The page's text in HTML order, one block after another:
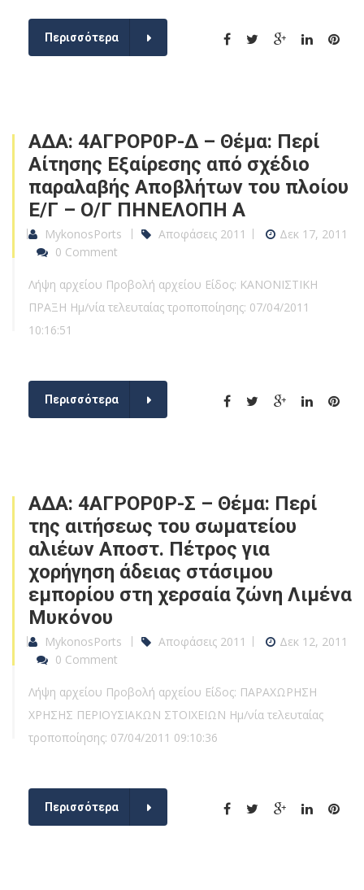
Περισσότερα
ΑΔΑ: 4ΑΓΡΟΡ0Ρ-Δ – Θέμα: Περί
Αίτησης Εξαίρεσης από σχέδιο
παραλαβής Αποβλήτων του πλοίου
Ε/Γ – Ο/Γ ΠΗΝΕΛΟΠΗ Α
MykonosPorts Αποφάσεις 2011
Δεκ 17, 2011
0 Comment
Λήψη αρχείου Προβολή αρχείου Είδος: ΚΑΝΟΝΙΣΤΙΚΗ
ΠΡΑΞΗ Ημ/νία τελευταίας τροποποίησης: 07/04/2011
10:16:51
Περισσότερα
ΑΔΑ: 4ΑΓΡΟΡ0Ρ-Σ – Θέμα: Περί
της αιτήσεως του σωματείου
αλιέων Αποστ. Πέτρος για
χορήγηση άδειας στάσιμου
εμπορίου στη χερσαία ζώνη Λιμένα
Μυκόνου
MykonosPorts Αποφάσεις 2011
Δεκ 12, 2011
0 Comment
Λήψη αρχείου Προβολή αρχείου Είδος: ΠΑΡΑΧΩΡΗΣΗ
ΧΡΗΣΗΣ ΠΕΡΙΟΥΣΙΑΚΩΝ ΣΤΟΙΧΕΙΩΝ Ημ/νία τελευταίας
τροποποίησης: 07/04/2011 09:10:36
Περισσότερα